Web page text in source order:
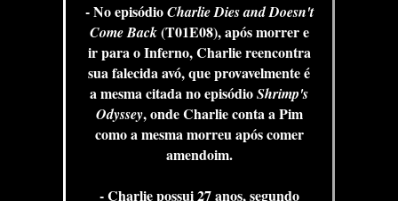
- No episódioCharlie Dies and Doesn't
Come Back(T01E08), após morrer e
ir para o Inferno, Charlie reencontra
sua falecida avó, que provavelmente é
a mesma citada no episódioShrimp's
Odyssey, onde Charlie conta a Pim
como a mesma morreu após comer
amendoim.
- Charlie possui 27 anos, segundo